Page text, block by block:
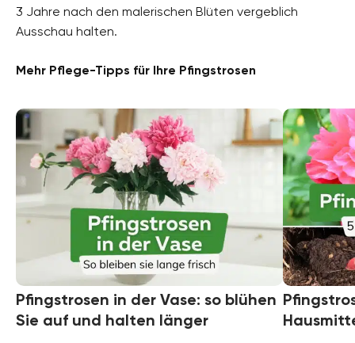
3 Jahre nach den malerischen Blüten vergeblich
Ausschau halten.
Mehr Pflege-Tipps für Ihre Pfingstrosen
Pfingstrosen in der Vase: so blühen
Sie auf und halten länger